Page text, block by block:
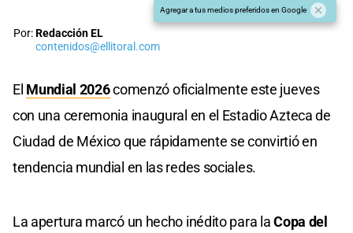
Agregar a tus medios preferidos en Google
Por:Redacción EL
contenidos@ellitoral.com
El Mundial 2026comenzó oficialmente este jueves
con una ceremonia inaugural en el Estadio Azteca de
Ciudad de México que rápidamente se convirtió en
tendencia mundial en las redes sociales.
La apertura marcó un hecho inédito para laCopa del